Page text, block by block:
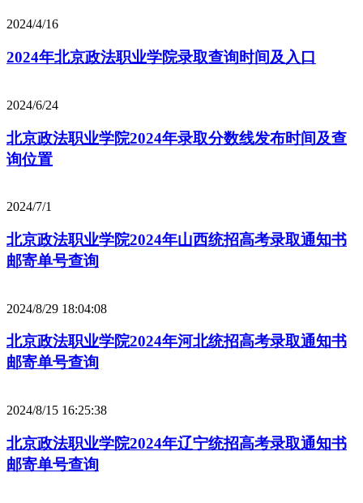
2024/4/16
2024年北京政法职业学院录取查询时间及入口
2024/6/24
北京政法职业学院2024年录取分数线发布时间及查
询位置
2024/7/1
北京政法职业学院2024年山西统招高考录取通知书
邮寄单号查询
2024/8/29 18:04:08
北京政法职业学院2024年河北统招高考录取通知书
邮寄单号查询
2024/8/15 16:25:38
北京政法职业学院2024年辽宁统招高考录取通知书
邮寄单号查询